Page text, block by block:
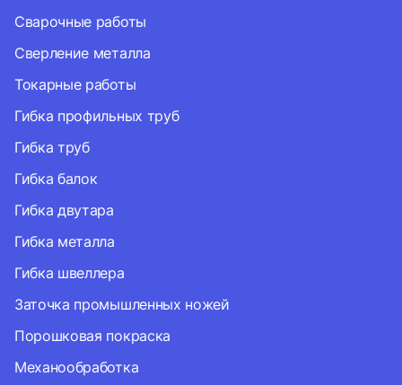
Сварочные работы
Сверление металла
Токарные работы
Гибка профильных труб
Гибка труб
Гибка балок
Гибка двутара
Гибка металла
Гибка швеллера
Заточка промышленных ножей
Порошковая покраска
Механообработка